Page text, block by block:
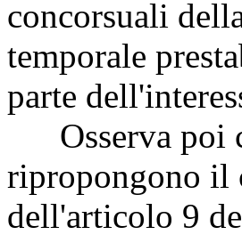
concorsuali
temporale
parte
Osserva poi
ripropongono il
dell'articolo 9